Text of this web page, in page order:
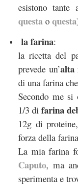
esistono tante
questa o questa
la farina:
la ricetta del
prevede un’alta
di una farina
Secondo me si
1/3 di farina
12g di proteine,
forza della
La mia farina
Caputo, ma
sperimenta e